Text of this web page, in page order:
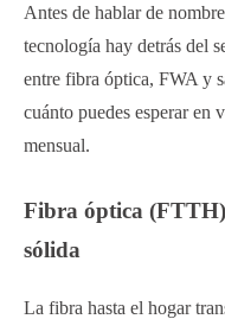
Antes de hablar de
tecnología hay detrás del
entre fibra óptica, FWA y
cuánto puedes esperar en
mensual.
Fibra óptica
sólida
La fibra hasta el hogar